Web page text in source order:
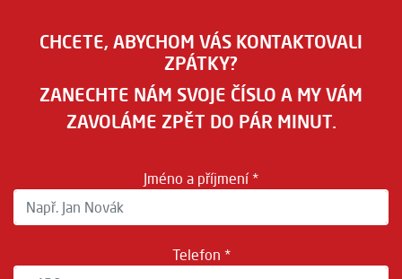
CHCETE, ABYCHOM VÁS KONTAKTOVALI
ZPÁTKY?
ZANECHTE NÁM SVOJE ČÍSLO A MY VÁM
ZAVOLÁME ZPĚT DO PÁR MINUT.
Jméno a příjmení *
Telefon *